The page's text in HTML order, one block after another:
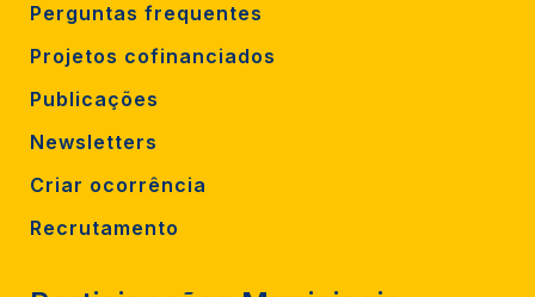
Perguntas frequentes
Projetos cofinanciados
Publicações
Newsletters
Criar ocorrência
Recrutamento